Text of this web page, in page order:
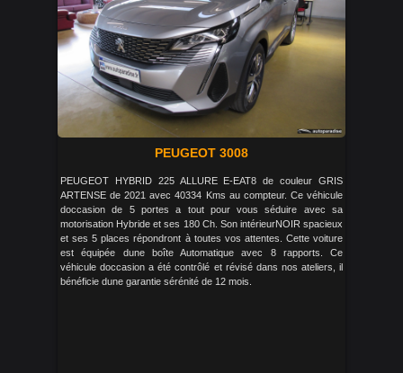
PEUGEOT 3008
PEUGEOT HYBRID 225 ALLURE E-EAT8 de couleur GRIS
ARTENSE de 2021 avec 40334 Kms au compteur. Ce véhicule
doccasion de 5 portes a tout pour vous séduire avec sa
motorisation Hybride et ses 180 Ch. Son intérieurNOIR spacieux
et ses 5 places répondront à toutes vos attentes. Cette voiture
est équipée dune boîte Automatique avec 8 rapports. Ce
véhicule doccasion a été contrôlé et révisé dans nos ateliers, il
bénéficie dune garantie sérénité de 12 mois.